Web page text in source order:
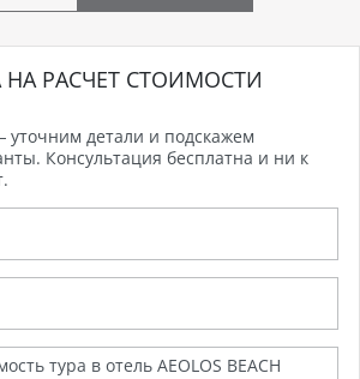
НА РАСЧЕТ СТОИМОСТИ
уточним детали и подскажем
Консультация бесплатна и ни к